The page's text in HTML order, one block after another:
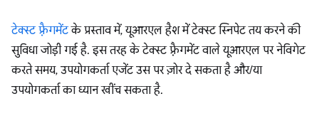
टेक्स्ट फ़्रैगमेंटके प्रस्ताव में, यूआरएल हैश में टेक्स्ट स्निपेट तय करने की
सुविधा जोड़ी गई है. इस तरह के टेक्स्ट फ़्रैगमेंट वाले यूआरएल पर नेविगेट
करते समय, उपयोगकर्ता एजेंट उस पर ज़ोर दे सकता है और/या
उपयोगकर्ता का ध्यान खींच सकता है.